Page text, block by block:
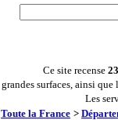
Ce site recense
grandes surfaces, ainsi que
Les
Toute la France >